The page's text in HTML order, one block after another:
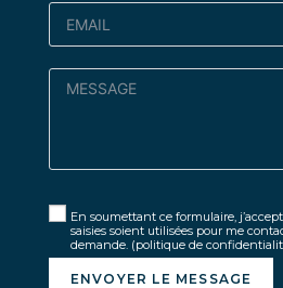
En soumettant ce formulaire,
saisies soient utilisées pour me
demande. (politique de
ENVOYER LE MESSAGE